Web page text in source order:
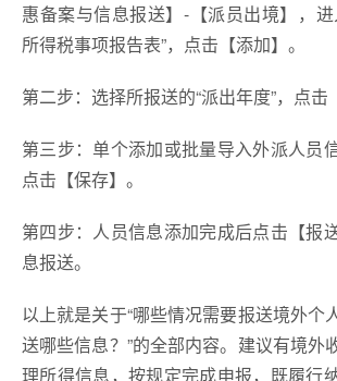
惠备案与信息报送】-【派员出境】，
所得税事项报告表”，点击【添加】。
第二步：选择所报送的“派出年度”，点击
第三步：单个添加或批量导入外派人员
点击【保存】。
第四步：人员信息添加完成后点击【报
息报送。
以上就是关于“哪些情况需要报送境外个
送哪些信息？”的全部内容。建议有境外
理所得信息，按规定完成申报，既履行